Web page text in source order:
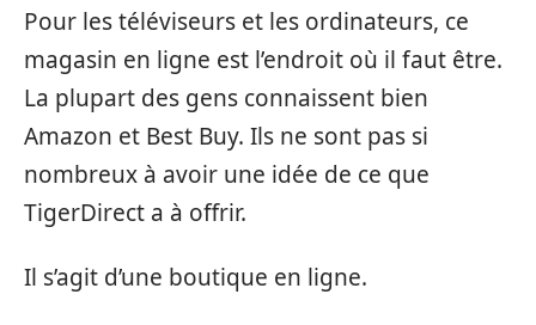
Pour les téléviseurs et les ordinateurs, ce
magasin en ligne est l’endroit où il faut être.
La plupart des gens connaissent bien
Amazon et Best Buy. Ils ne sont pas si
nombreux à avoir une idée de ce que
TigerDirect a à offrir.
Il s’agit d’une boutique en ligne.